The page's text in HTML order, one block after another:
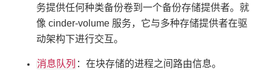
务提供任何种类备份卷到一个备份存储提供者。就
像 cinder-volume 服务，它与多种存储提供者在驱
动架构下进行交互。
消息队列 ：在块存储的进程之间路由信息。